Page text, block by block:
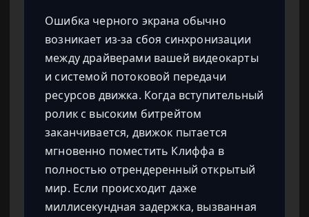
Ошибка черного экрана обычно
возникает из-за сбоя синхронизации
между драйверами вашей видеокарты
и системой потоковой передачи
ресурсов движка. Когда вступительный
ролик с высоким битрейтом
заканчивается, движок пытается
мгновенно поместить Клиффа в
полностью отрендеренный открытый
мир. Если происходит даже
миллисекундная задержка, вызванная